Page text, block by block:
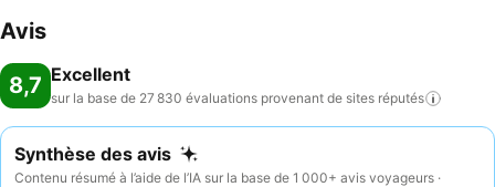
Avis
8,7 Excellent
sur la base de 27 830 évaluations provenant de sites réputés
Synthèse des avis
Contenu résumé à l’aide de l’IA sur la base de 1 000+ avis voyageurs ·